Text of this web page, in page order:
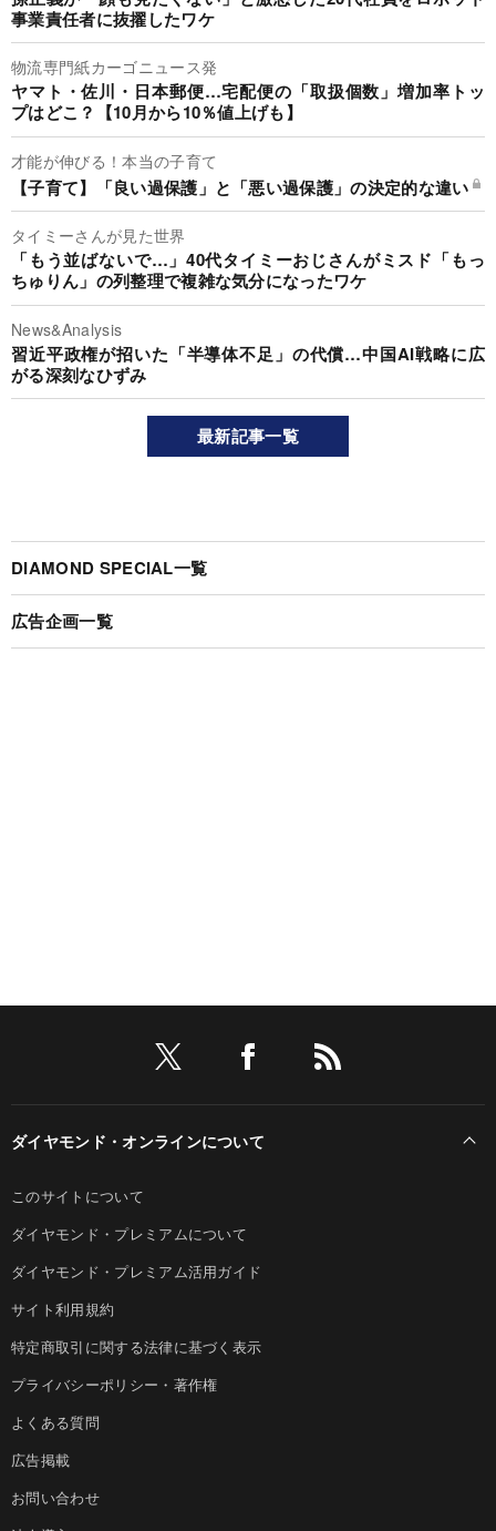
事業責任者に抜擢したワケ
物流専門紙カーゴニュース発
ヤマト・佐川・日本郵便…宅配便の「取扱個数」増加率トッ
プはどこ？【10月から10％値上げも】
才能が伸びる！本当の子育て
【子育て】「良い過保護」と「悪い過保護」の決定的な違い
タイミーさんが見た世界
「もう並ばないで…」40代タイミーおじさんがミスド「もっ
ちゅりん」の列整理で複雑な気分になったワケ
News&Analysis
習近平政権が招いた「半導体不足」の代償…中国AI戦略に広
がる深刻なひずみ
最新記事一覧
DIAMOND SPECIAL一覧
広告企画一覧
ダイヤモンド・オンラインについて
このサイトについて
ダイヤモンド・プレミアムについて
ダイヤモンド・プレミアム活用ガイド
サイト利用規約
特定商取引に関する法律に基づく表示
プライバシーポリシー・著作権
よくある質問
広告掲載
お問い合わせ